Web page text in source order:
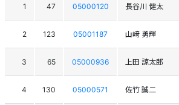
1 47 05000120 長谷川 健太
2 123 05001187 山﨑 勇輝
3 65 05000936 上田 諒太郎
4 130 05000571 佐竹 誠二